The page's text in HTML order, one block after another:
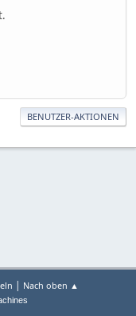
BENUTZER-AKTIONEN
| Nach oben ▲